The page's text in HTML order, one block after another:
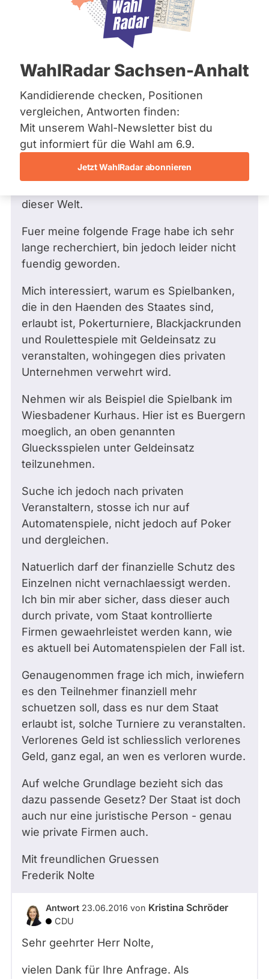
Bremen
Hamburg
Mecklenburg-Vorpommern
Nordrhein-Westfalen
Saarland
Sachsen
Sachsen-Anhalt
Sachsen-Anhalt
Schleswig-Holstein
Thüringen
Archiv
Über uns
Spenden
WahlRadar Sachsen-Anhalt
Kandidierende checken, Positionen
vergleichen, Antworten finden:
Mit unserem Wahl-Newsletter bist du
gut informiert für die Wahl am 6.9.
Jetzt WahlRadar abonnieren
weil
aktive
21.06.2016
Frage an Kristina Schröder von
Frederik N.bezüglich Recht
Guten Tag,
ich bin 18 Jahre alt und bin ein
ueberzeugter Verfechter der Gerechtigkeit
zwischen Staat und Privatpersonen.
Ungern nehme ich Dinge einfach so hin,
dieser Welt.
Fuer meine folgende Frage habe ich sehr
lange recherchiert, bin jedoch leider nicht
fuendig geworden.
Mich interessiert, warum es Spielbanken,
die in den Haenden des Staates sind,
erlaubt ist, Pokerturniere, Blackjackrunden
und Roulettespiele mit Geldeinsatz zu
veranstalten, wohingegen dies privaten
Unternehmen verwehrt wird.
Nehmen wir als Beispiel die Spielbank im
Wiesbadener Kurhaus. Hier ist es Buergern
moeglich, an oben genannten
Gluecksspielen unter Geldeinsatz
teilzunehmen.
Suche ich jedoch nach privaten
Veranstaltern, stosse ich nur auf
Automatenspiele, nicht jedoch auf Poker
und dergleichen.
Natuerlich darf der finanzielle Schutz des
Einzelnen nicht vernachlaessigt werden.
Ich bin mir aber sicher, dass dieser auch
durch private, vom Staat kontrollierte
Firmen gewaehrleistet werden kann, wie
es aktuell bei Automatenspielen der Fall ist.
Genaugenommen frage ich mich, inwiefern
es den Teilnehmer finanziell mehr
schuetzen soll, dass es nur dem Staat
erlaubt ist, solche Turniere zu veranstalten.
Verlorenes Geld ist schliesslich verlorenes
Geld, ganz egal, an wen es verloren wurde.
Auf welche Grundlage bezieht sich das
dazu passende Gesetz? Der Staat ist doch
auch nur eine juristische Person - genau
wie private Firmen auch.
Mit freundlichen Gruessen
Frederik Nolte
Antwort 23.06.2016 von Kristina Schröder
CDU
Sehr geehrter Herr Nolte,
vielen Dank für Ihre Anfrage. Als